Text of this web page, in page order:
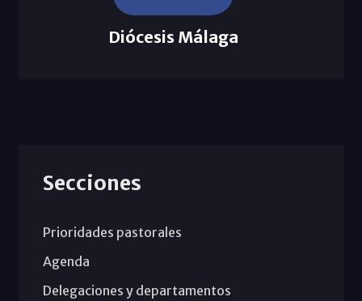
Diócesis Málaga
Secciones
Prioridades pastorales
Agenda
Delegaciones y departamentos